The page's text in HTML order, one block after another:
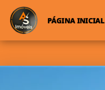
PÁGINA INICIAL